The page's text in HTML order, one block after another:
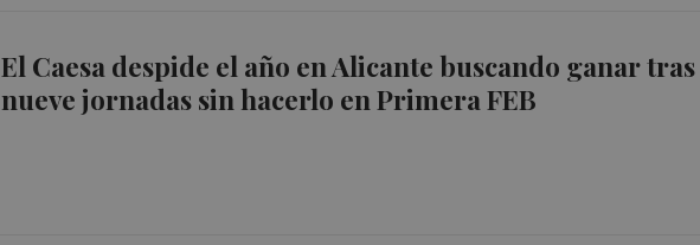
El Caesa despide el año en Alicante buscando ganar tras
nueve jornadas sin hacerlo en Primera FEB